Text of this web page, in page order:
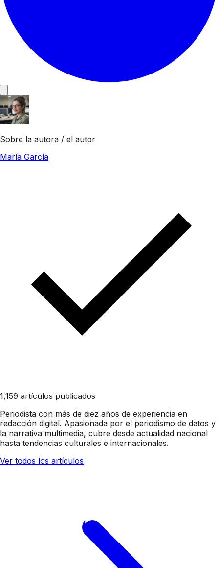
Sobre la autora / el autor
María García
1,159 artículos publicados
Periodista con más de diez años de experiencia en
redacción digital. Apasionada por el periodismo de datos y
la narrativa multimedia, cubre desde actualidad nacional
hasta tendencias culturales e internacionales.
Ver todos los artículos